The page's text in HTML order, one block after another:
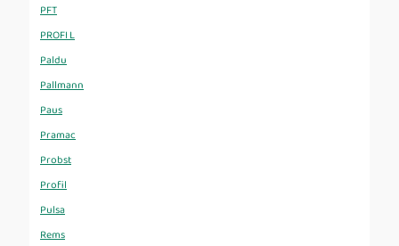
PFT
PROFI L
Paldu
Pallmann
Paus
Pramac
Probst
Profil
Pulsa
Rems